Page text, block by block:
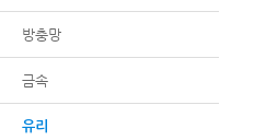
방충망
금속
유리